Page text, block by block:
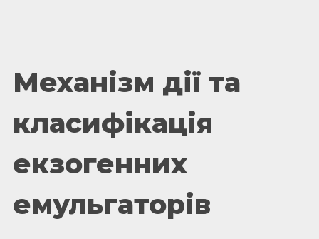
Механізм дії та
класифікація
екзогенних
емульгаторів